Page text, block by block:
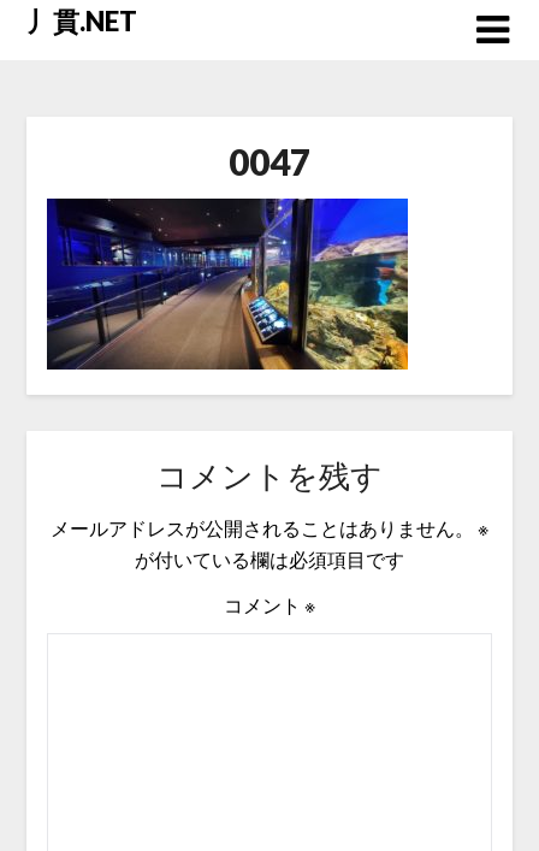
Skip丿貫.NET
0047
コメントを残す
メールアドレスが公開されることはありません。
※
が付いている欄は必須項目です
コメント ※